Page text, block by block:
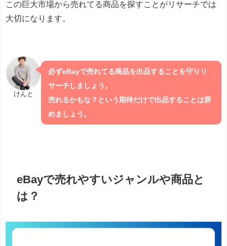
この巨大市場から売れてる商品を探すことがリサーチでは
大切になります。
けんと
必ずeBayで売れてる商品を出品することを守りリ
サーチしましょう。
売れるかもな？という期待だけで出品することは辞
めましょう。
eBayで売れやすいジャンルや商品と
は？